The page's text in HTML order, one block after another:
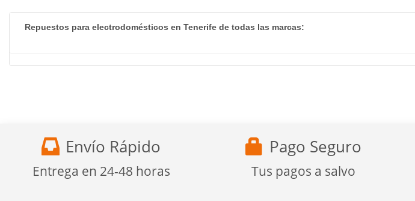
Repuestos para electrodomésticos en Tenerife de todas las marcas:
Envío Rápido
Entrega en 24-48 horas
Pago Seguro
Tus pagos a salvo